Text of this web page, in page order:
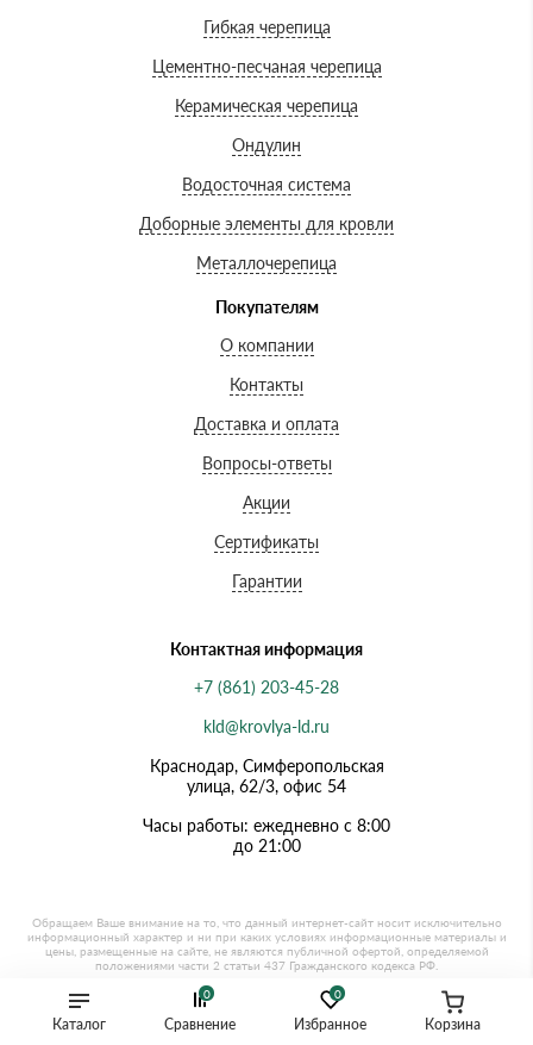
Каталог
0
Избранное
0
Сравнение Корзина
Гибкая черепица
Цементно-песчаная черепица
Керамическая черепица
Ондулин
Водосточная система
Доборные элементы для кровли
Металлочерепица
Покупателям
О компании
Контакты
Доставка и оплата
Вопросы-ответы
Акции
Сертификаты
Гарантии
Контактная информация
+7 (861) 203-45-28
kld@krovlya-ld.ru
Краснодар, Симферопольская
улица, 62/3, офис 54
Часы работы: ежедневно с 8:00
до 21:00